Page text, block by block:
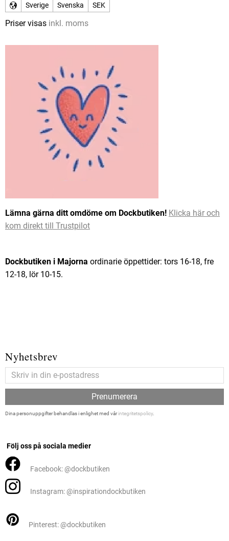
Sverige Svenska SEK
Priser visas inkl. moms
Lämna gärna ditt omdöme om Dockbutiken! Klicka här och
kom direkt till Trustpilot
Dockbutiken i Majorna ordinarie öppettider: tors 16-18, fre
12-18, lör 10-15.
Nyhetsbrev
Prenumerera
Dina personuppgifter behandlas i enlighet med vårintegritetspolicy.
Följ oss på sociala medier
Facebook: @dockbutiken
Instagram: @inspirationdockbutiken
Pinterest: @dockbutiken